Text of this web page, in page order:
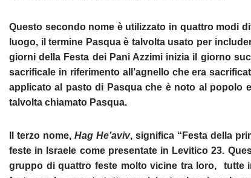
Questo secondo nome è utilizzato in quattro modi
luogo, il termine Pasqua è talvolta usato per
giorni della Festa dei Pani Azzimi inizia il giorno
sacrificale in riferimento all’agnello che era
applicato al pasto di Pasqua che è noto al popolo
talvolta chiamato Pasqua.
Il terzo nome, Hag He’aviv, significa “Festa della
feste in Israele come presentate in Levitico 23.
gruppo di quattro feste molto vicine tra loro, tutte